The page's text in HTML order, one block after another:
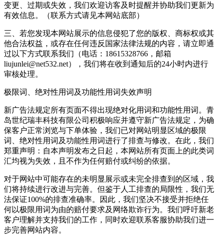
变更、过期或失效，我们欢迎访客及时提醒并协助我们更新为
有效信息。（联系方式请见本网站底部）
三、若您发现本网站展示的信息侵犯了您的版权、商标权或其
他合法权益，或存在任何违反国家法律法规的内容，请立即通
过以下方式联系我们（电话：18615328766，邮箱
liujunlei@net532.net），我们将在收到通知后的24小时内进行
审核处理。
极限词、绝对性用词及功能性用词失效声明
新广告法规定所有页面不得出现绝对化用词和功能性用词。青
岛世纪瑞丰科技有限公司积极响应并遵守新广告法规定，为确
保客户正常浏览与下单体验，我们已对网站明显区域的极限
词、绝对性用词及功能性用词进行了排查与修改。在此，我们
郑重声明：自本声明发布之日起，本网站所有页面上的此类词
汇均视为失效，且不作为任何赔付或纠纷的依据。
对于网站中可能存在的未明显展示或未完全排查到的区域，我
们将持续进行改进与完善。但鉴于人工排查的局限性，我们无
法保证100%的排查准确率。因此，我们坚决不接受并拒绝任
何以极限用词为由的赔付要求及网络欺诈行为。我们呼吁新老
客户理解并支持我们的工作，同时欢迎联系客服协助我们进一
步完善网站内容。